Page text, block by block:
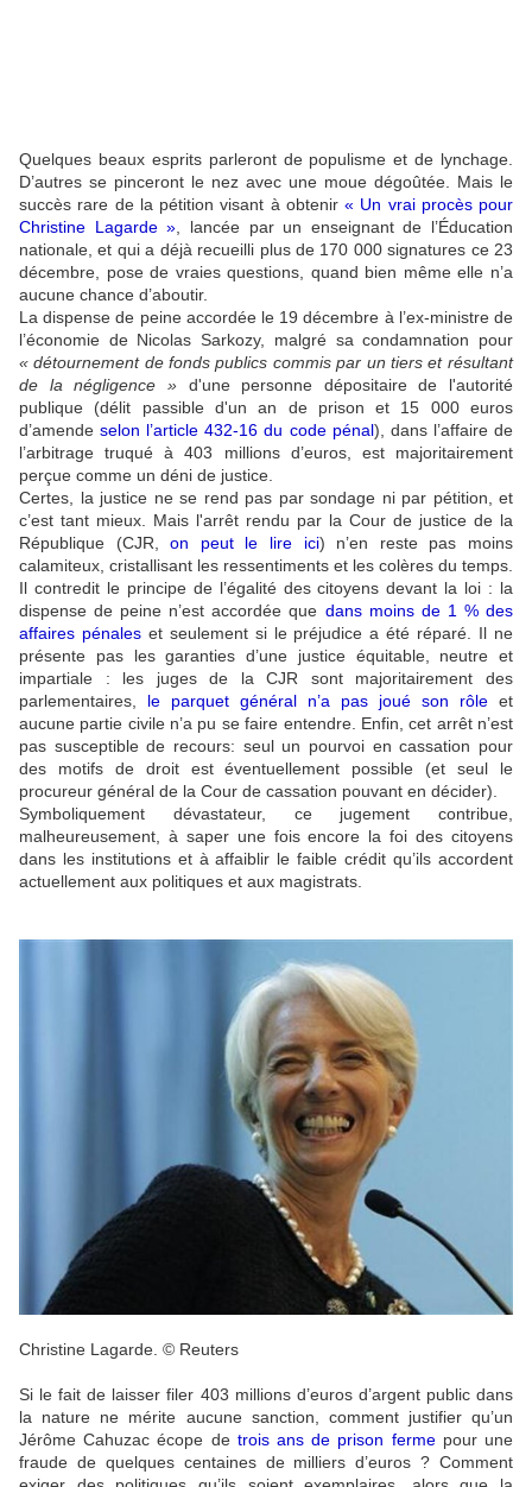
Quelques beaux esprits parleront de populisme et de lynchage.
D’autres se pinceront le nez avec une moue dégoûtée. Mais le
succès rare de la pétition visant à obtenir « Un vrai procès pour
Christine Lagarde » , lancée par un enseignant de l’Éducation
nationale, et qui a déjà recueilli plus de 170 000 signatures ce 23
décembre, pose de vraies questions, quand bien même elle n’a
aucune chance d’aboutir.
La dispense de peine accordée le 19 décembre à l’ex-ministre de
l’économie de Nicolas Sarkozy, malgré sa condamnation pour
« détournement de fonds publics commis par un tiers et résultant
de la négligence
»d'une personne dépositaire de l'autorité
publique (délit passible d'un an de prison et 15 000 euros
d’amendeselon l’article 432-16 du code pénal), dans l’affaire de
l’arbitrage truqué à 403 millions d’euros, est majoritairement
perçue comme un déni de justice.
Certes, la justice ne se rend pas par sondage ni par pétition, et
c’est tant mieux. Mais l'arrêt rendu par la Cour de justice de la
République (CJR,on peut le lire ici) n’en reste pas moins
calamiteux, cristallisant les ressentiments et les colères du temps.
Il contredit le principe de l’égalité des citoyens devant la loi : la
dispense de peine n’est accordée que dans moins de 1 % des
affaires pénaleset seulement si le préjudice a été réparé. Il ne
présente pas les garanties d’une justice équitable, neutre et
impartiale : les juges de la CJR sont majoritairement des
parlementaires, le parquet général n’a pas joué son rôle et
aucune partie civile n’a pu se faire entendre. Enfin, cet arrêt n’est
pas susceptible de recours: seul un pourvoi en cassation pour
des motifs de droit est éventuellement possible (et seul le
procureur général de la Cour de cassation pouvant en décider).
Symboliquement dévastateur, ce jugement contribue,
malheureusement, à saper une fois encore la foi des citoyens
dans les institutions et à affaiblir le faible crédit qu’ils accordent
actuellement aux politiques et aux magistrats.
Christine Lagarde. © Reuters
Si le fait de laisser filer 403 millions d’euros d’argent public dans
la nature ne mérite aucune sanction, comment justifier qu’un
Jérôme Cahuzac écope de trois ans de prison fermepour une
fraude de quelques centaines de milliers d’euros ? Comment